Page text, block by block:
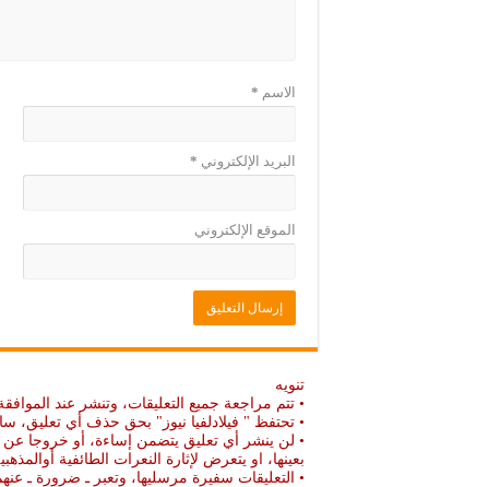
الاسم *
البريد الإلكتروني *
الموقع الإلكتروني
تنويه
• تتم مراجعة جميع التعليقات، وتنشر عند
• تحتفظ " فيلادلفيا نيوز" بحق حذف أي تعليق،
• لن ينشر أي تعليق يتضمن إساءة، أو خروجا عن
بعينها، او يتعرض لإثارة النعرات الطائفية
• التعليقات سفيرة مرسليها، وتعبر ـ ضرورة